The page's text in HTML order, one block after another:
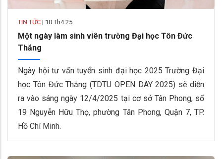
TIN TỨC | 10 Th4 25
Một ngày làm sinh viên trường Đại học Tôn Đức
Thắng
Ngày hội tư vấn tuyển sinh đại học 2025 Trường Đại
học Tôn Đức Thắng (TDTU OPEN DAY 2025) sẽ diễn
ra vào sáng ngày 12/4/2025 tại cơ sở Tân Phong, số
19 Nguyễn Hữu Thọ, phường Tân Phong, Quận 7, TP.
Hồ Chí Minh.